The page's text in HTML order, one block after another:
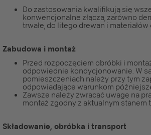
Do zastosowania kwalifikują się
konwencjonalne złącza, zarówno
trwałe, do litego drewan i
Zabudowa i montaż
Przed rozpoczęciem obróbki i
odpowiednie kondycjonowanie. W
pomieszczeniach należy przy tym
odpowiadające warunkom
Zawsze należy zwracać uwagę na
montaż zgodny z aktualnym stanem
Składowanie, obróbka i transport